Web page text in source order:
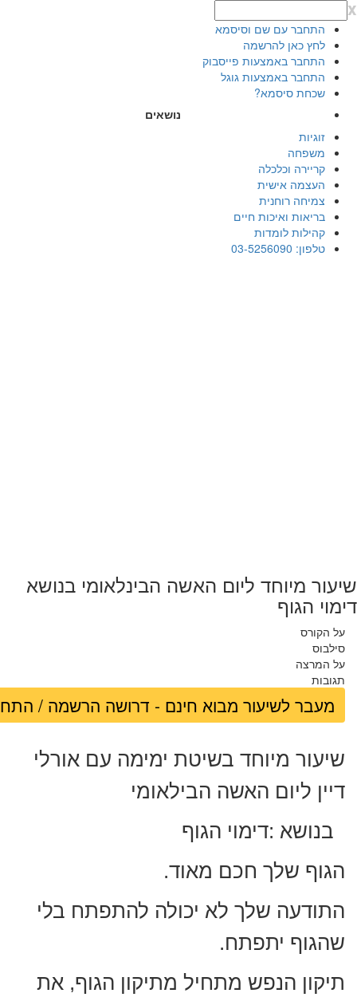
x
התחבר עם שם וסיסמא
לחץ כאן להרשמה
התחבר באמצעות פייסבוק
התחבר באמצעות גוגל
שכחת סיסמא?
נושאים
זוגיות
משפחה
קריירה וכלכלה
העצמה אישית
צמיחה רוחנית
בריאות ואיכות חיים
קהילות לומדות
טלפון: 03-5256090
שיעור מיוחד ליום האשה הבינלאומי בנושא
דימוי הגוף
על הקורס
סילבוס
על המרצה
תגובות
מעבר לשיעור מבוא חינם - דרושה הרשמה /
שיעור מיוחד בשיטת ימימה עם אורלי
דיין ליום האשה הבילאומי
בנושא :דימוי הגוף
הגוף שלך חכם מאוד.
התודעה שלך לא יכולה להתפתח בלי
שהגוף יתפתח.
תיקון הנפש מתחיל מתיקון הגוף, את